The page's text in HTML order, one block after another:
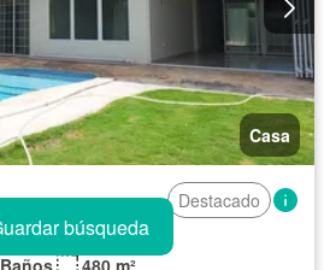
Casa
Destacado
480 m²
búsqueda